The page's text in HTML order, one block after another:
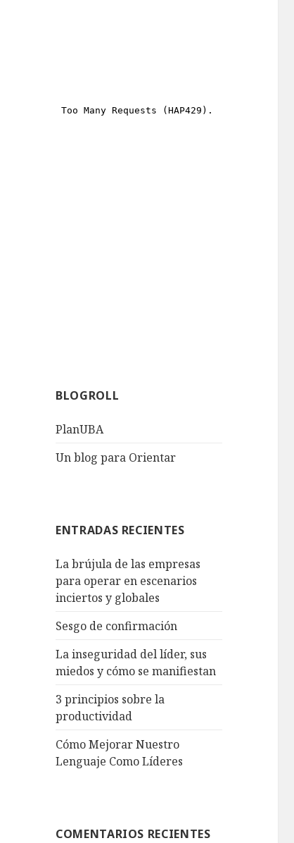
BLOGROLL
PlanUBA
Un blog para Orientar
ENTRADAS RECIENTES
La brújula de las empresas
para operar en escenarios
inciertos y globales
Sesgo de confirmación
La inseguridad del líder, sus
miedos y cómo se manifiestan
3 principios sobre la
productividad
Cómo Mejorar Nuestro
Lenguaje Como Líderes
COMENTARIOS RECIENTES